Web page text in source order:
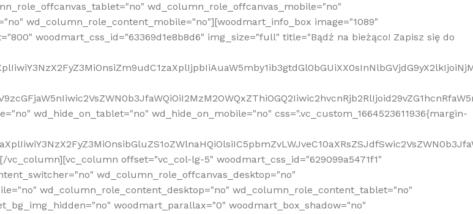
wd_column_role_offcanvas_mobile="no"
wd_column_role_content_mobile="no"][woodmart_info_box image="1089"
woodmart_css_id="63369d1e8b8d6" img_size="full" title="Bądź na bieżąco! Zapisz się do
wd_hide_on_tablet="no" wd_hide_on_mobile="no" css=".vc_custom_1664523611936{margin-
offset="vc_col-lg-5" woodmart_css_id="629099a5471f1"
wd_column_role_offcanvas_desktop="no"
wd_column_role_content_desktop="no" wd_column_role_content_tablet="no"
woodmart_parallax="0" woodmart_box_shadow="no"